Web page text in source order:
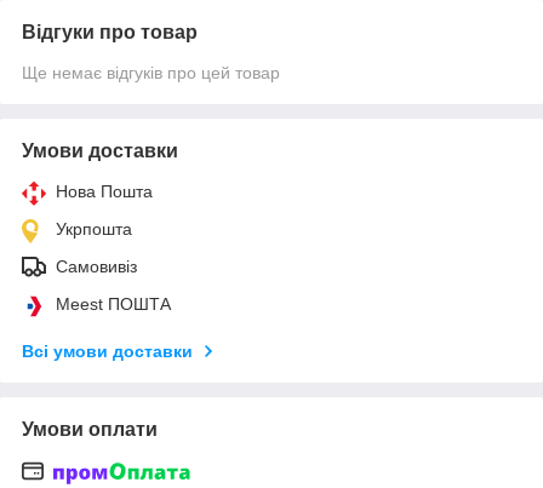
Відгуки про товар
Ще немає відгуків про цей товар
Умови доставки
Нова Пошта
Укрпошта
Самовивіз
Meest ПОШТА
Всі умови доставки
Умови оплати